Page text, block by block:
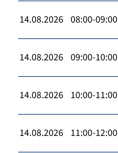
14.08.2026 08:00-09:00
14.08.2026 09:00-10:00
14.08.2026 10:00-11:00
14.08.2026 11:00-12:00